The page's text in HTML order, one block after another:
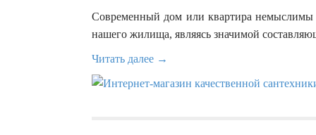
Современный дом или квартира немыслимы
нашего жилища, являясь значимой
Читать далее →